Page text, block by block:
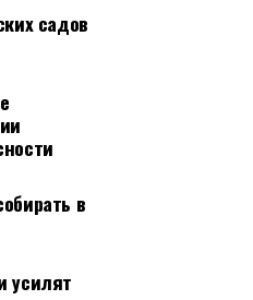
садов
в
усилят